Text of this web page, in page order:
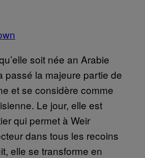
soit née an Arabie
passé la majeure partie de
et se considère comme
Le jour, elle est
qui permet à Weir
dans tous les recoins
elle se transforme en